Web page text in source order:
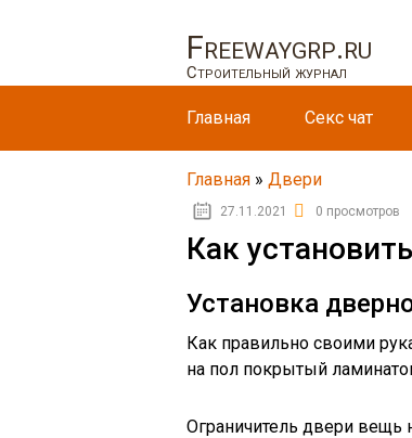
Freewaygrp.ru
Строительный журнал
Главная Секс чат
Главная » Двери
27.11.2021 0 просмотров
Как
Установка
Как правильно своими
на пол покрытый
Ограничитель двери вещь